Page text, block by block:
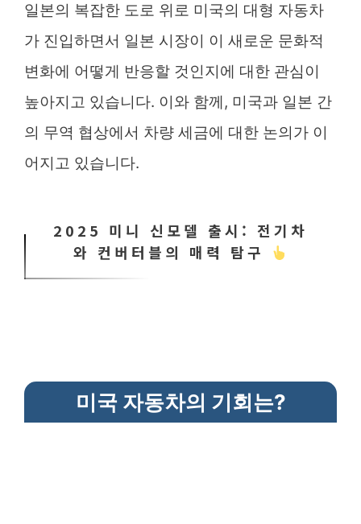
일본의 복잡한 도로 위로 미국의 대형 자동차
가 진입하면서 일본 시장이 이 새로운 문화적
변화에 어떻게 반응할 것인지에 대한 관심이
높아지고 있습니다. 이와 함께, 미국과 일본 간
의 무역 협상에서 차량 세금에 대한 논의가 이
어지고 있습니다.
2025 미니 신모델 출시: 전기차
와 컨버터블의 매력 탐구
미국 자동차의 기회는?